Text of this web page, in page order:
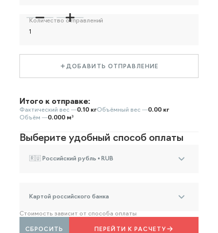
Количество отправлений
ДОБАВИТЬ ОТПРАВЛЕНИЕ
Итого к отправке:
Фактический вес —0.10 кгОбъёмный вес —0.00 кг
Объём —0.000 м³
Выберите удобный способ оплаты
🇷🇺 Российский рубль • RUB
Картой российского банка
Стоимость зависит от способа оплаты
ПЕРЕЙТИ К РАСЧЕТУ
СБРОСИТЬ